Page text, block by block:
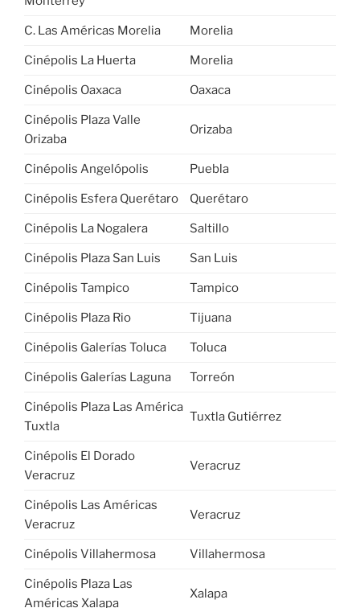
C. Las Américas Morelia Morelia
Cinépolis La Huerta Morelia
Cinépolis Oaxaca Oaxaca
Cinépolis Plaza Valle
Orizaba
Orizaba
Cinépolis Angelópolis Puebla
Cinépolis Esfera Querétaro Querétaro
Cinépolis La Nogalera Saltillo
Cinépolis Plaza San Luis San Luis
Cinépolis Tampico Tampico
Cinépolis Plaza Rio Tijuana
Cinépolis Galerías Toluca Toluca
Cinépolis Galerías Laguna Torreón
Cinépolis Plaza Las América
Tuxtla
Tuxtla Gutiérrez
Cinépolis El Dorado
Veracruz
Veracruz
Cinépolis Las Américas
Veracruz
Veracruz
Cinépolis Villahermosa Villahermosa
Cinépolis Plaza Las
Américas Xalapa
Xalapa